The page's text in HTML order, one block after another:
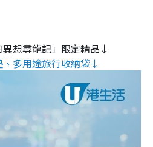
想尋龍記」限定精品↓
多用途旅行收納袋↓